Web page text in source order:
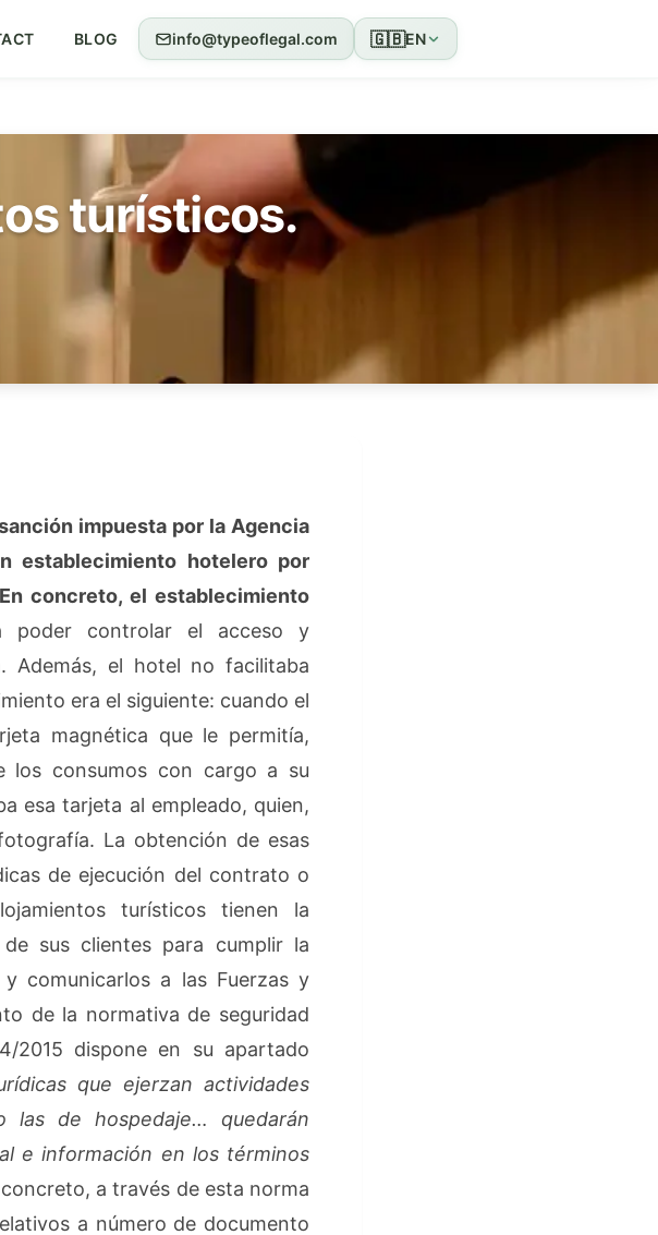
BLOG info@typeoflegal.com 🇬🇧EN
turísticos.
impuesta por la Agencia
establecimiento hotelero por
concreto, el establecimiento
controlar el acceso y
Además, el hotel no facilitaba
era el siguiente: cuando el
magnética que le permitía,
los consumos con cargo a su
esa tarjeta al empleado, quien,
La obtención de esas
de ejecución del contrato o
turísticos tienen la
sus clientes para cumplir la
comunicarlos a las Fuerzas y
de la normativa de seguridad
2015 dispone en su apartado
que ejerzan actividades
las de hospedaje… quedarán
e información en los términos
concreto, a través de esta norma
a número de documento